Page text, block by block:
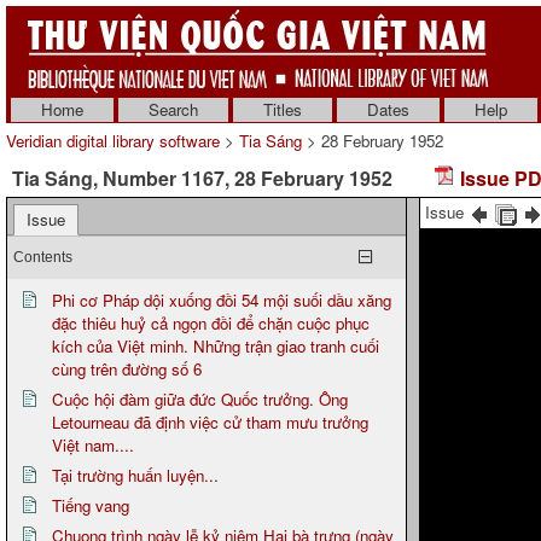
Home Search Titles Dates
Help
Veridian digital library software > Tia Sáng > 28 February 1952
Tia Sáng, Number 1167, 28 February 1952 Issue
Issue
Contents
Phi cơ Pháp dội xuống đồi 54 mội suối dầu xăng
đặc thiêu huỷ cả ngọn đồi để chặn cuộc phục
kích của Việt minh. Những trận giao tranh cuối
cùng trên đường số 6
Cuộc hội đàm giữa đức Quốc trưởng. Ông
Letourneau đã định việc cử tham mưu trưởng
Việt nam....
Tại trường huấn luyện...
Tiếng vang
Chuong trình ngày lễ kỷ niệm Hai bà trưng (ngày
Issue